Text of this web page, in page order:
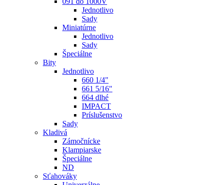
Jednotlivo
Sady
Miniatúrne
Jednotlivo
Sady
Špeciálne
Bity
Jednotlivo
660 1/4"
661 5/16"
664 dlhé
IMPACT
Príslušenstvo
Sady
Kladivá
Zámočnícke
Klampiarske
Špeciálne
ND
Sťahováky